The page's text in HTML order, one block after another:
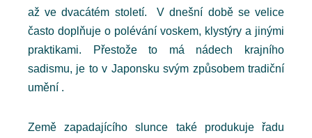
až ve dvacátém století. V dnešní době se velice
často doplňuje o polévání voskem, klystýry a jinými
praktikami. Přestože to má nádech krajního
sadismu, je to v Japonsku svým způsobem tradiční
umění .
Země zapadajícího slunce také produkuje řadu